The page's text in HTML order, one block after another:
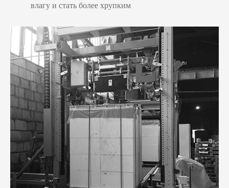
влагу и стать более хрупким